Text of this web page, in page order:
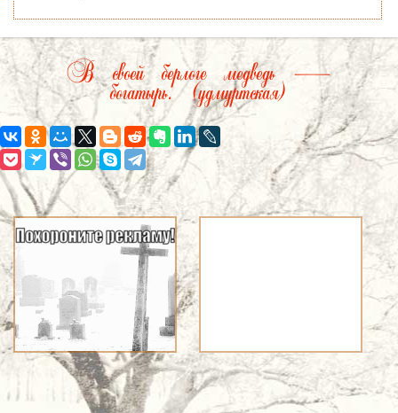
В своей берлоге медведь —
богатырь. (удмуртская)